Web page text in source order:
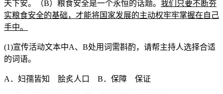
天下安。（B）粮食安全是一个永恒的话题。 我们只要不断夯
实粮食安全的基础，才能将国家发展的主动权牢牢掌握在自己
手中。
(1)宣传活动文本中A、B处用词需斟酌，请帮主持人选择合适
的词语。
A．妇孺皆知 脍炙人口 B．保障 保证